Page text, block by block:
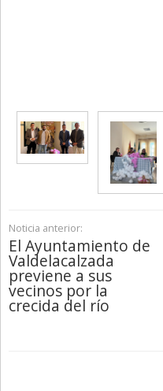
Noticia anterior:
El Ayuntamiento de
Valdelacalzada
previene a sus
vecinos por la
crecida del río